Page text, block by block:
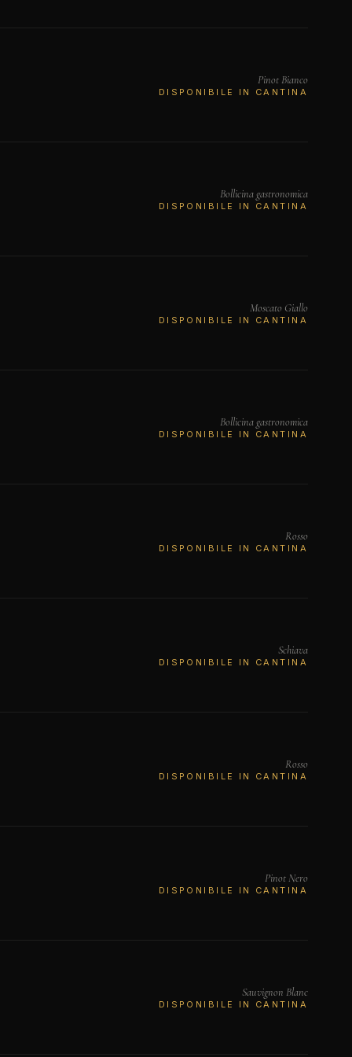
Pinot Bianco
DISPONIBILE IN CANTINA
Bollicina gastronomica
DISPONIBILE IN CANTINA
Moscato Giallo
DISPONIBILE IN CANTINA
Bollicina gastronomica
DISPONIBILE IN CANTINA
Rosso
DISPONIBILE IN CANTINA
Schiava
DISPONIBILE IN CANTINA
Rosso
DISPONIBILE IN CANTINA
Pinot Nero
DISPONIBILE IN CANTINA
Sauvignon Blanc
DISPONIBILE IN CANTINA